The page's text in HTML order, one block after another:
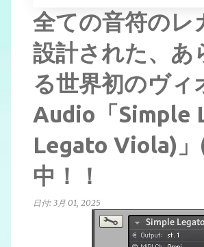
全ての音符のレ
設計された、あ
る世界初のヴィ
Audio「Simple
Legato Viola)」
中！！
日付: 3月 01, 2025